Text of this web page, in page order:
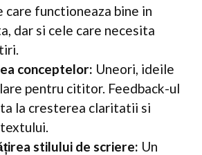
care functioneaza bine in
dar si cele care necesita
conceptelor: Uneori, ideile
pentru cititor. Feedback-ul
la cresterea claritatii si
stilului de scriere: Un